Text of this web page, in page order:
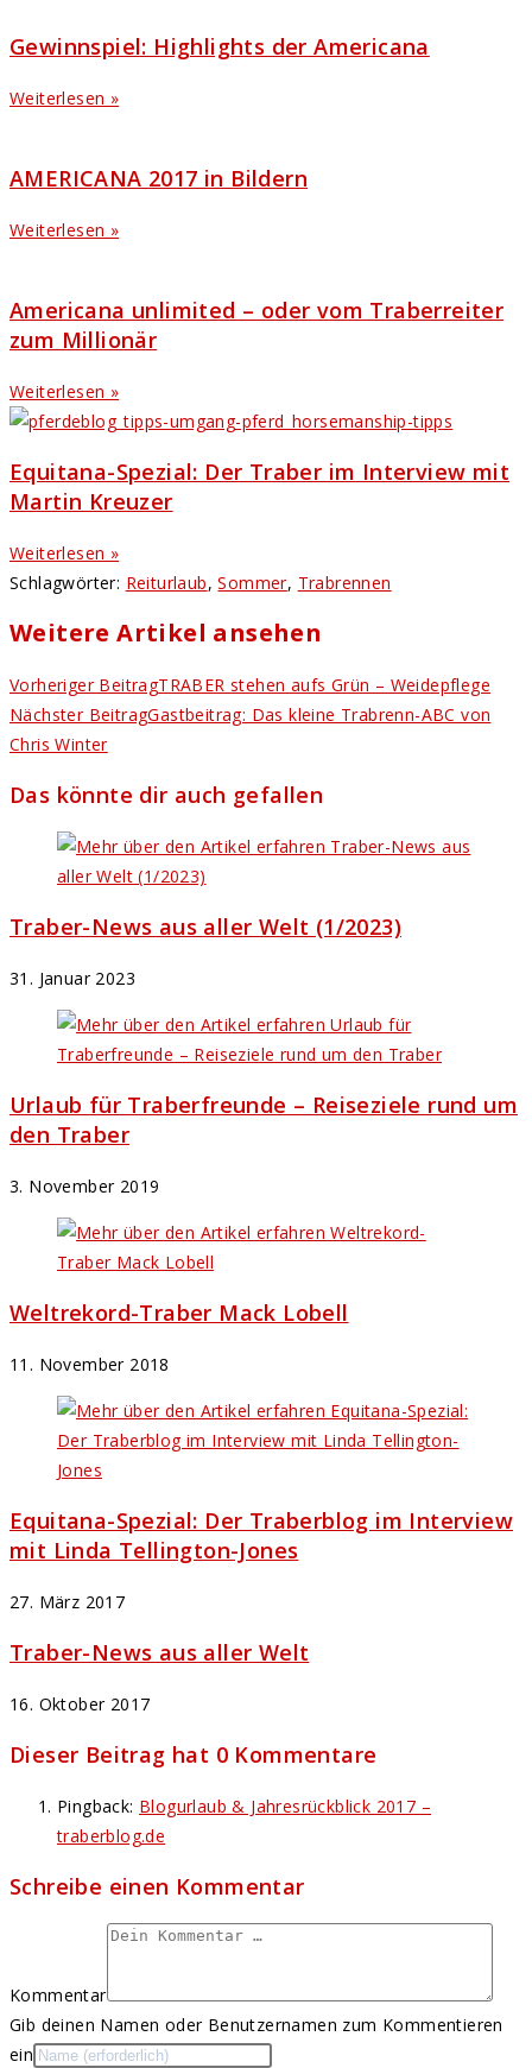
Gewinnspiel: Highlights der Americana
Weiterlesen »
AMERICANA 2017 in Bildern
Weiterlesen »
Americana unlimited – oder vom Traberreiter
zum Millionär
Weiterlesen »
Equitana-Spezial: Der Traber im Interview mit
Martin Kreuzer
Weiterlesen »
Schlagwörter: Reiturlaub, Sommer, Trabrennen
Weitere Artikel ansehen
Vorheriger BeitragTRABER stehen aufs Grün – Weidepflege
Nächster BeitragGastbeitrag: Das kleine Trabrenn-ABC von
Chris Winter
Das könnte dir auch gefallen
Traber-News aus aller Welt (1/2023)
31. Januar 2023
Urlaub für Traberfreunde – Reiseziele rund um
den Traber
3. November 2019
Weltrekord-Traber Mack Lobell
11. November 2018
Equitana-Spezial: Der Traberblog im Interview
mit Linda Tellington-Jones
27. März 2017
Traber-News aus aller Welt
16. Oktober 2017
Dieser Beitrag hat 0 Kommentare
Pingback: Blogurlaub & Jahresrückblick 2017 –
traberblog.de
Schreibe einen Kommentar
Kommentar
Gib deinen Namen oder Benutzernamen zum Kommentieren
ein